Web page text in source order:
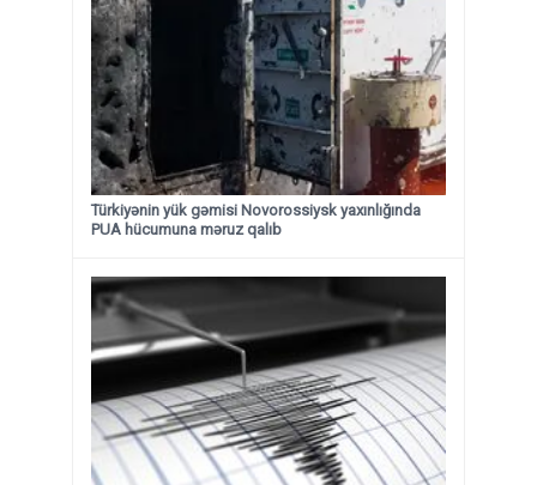
Türkiyənin yük gəmisi Novorossiysk yaxınlığında
PUA hücumuna məruz qalıb